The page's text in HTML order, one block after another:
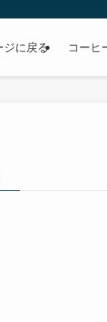
ジに戻る コーヒ